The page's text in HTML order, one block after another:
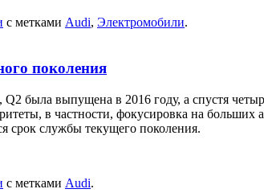
с метками Audi, Электромобили.
поколения
была выпущена в 2016 году, а спустя
в частности, фокусировка на
срок службы текущего поколения.
с метками Audi.